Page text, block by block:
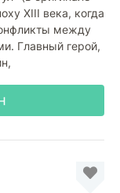
XIII века, когда
между
Главный герой,